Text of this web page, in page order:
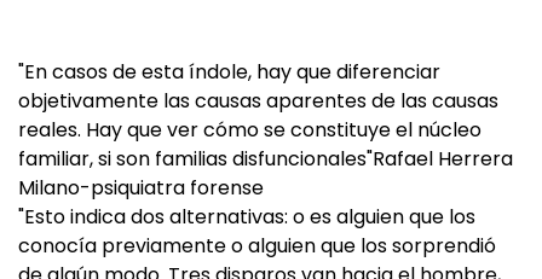
"En casos de esta índole, hay que diferenciar
objetivamente las causas aparentes de las causas
reales. Hay que ver cómo se constituye el núcleo
familiar, si son familias disfuncionales"Rafael Herrera
Milano-psiquiatra forense
"Esto indica dos alternativas: o es alguien que los
conocía previamente o alguien que los sorprendió